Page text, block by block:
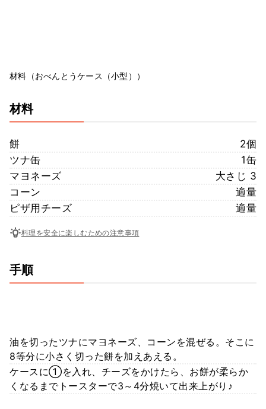
材料（おべんとうケース（小型））
材料
餅
2個
ツナ缶
1缶
マヨネーズ
大さじ 3
コーン
適量
ピザ用チーズ
適量
料理を安全に楽しむための注意事項
手順
油を切ったツナにマヨネーズ、コーンを混ぜる。そこに
8等分に小さく切った餅を加えあえる。
ケースに①を入れ、チーズをかけたら、お餅が柔らか
くなるまでトースターで3～4分焼いて出来上がり♪